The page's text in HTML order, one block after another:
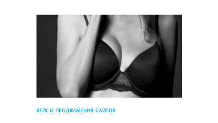
КЕЙСЫ ПРОДВИЖЕНИЯ САЙТОВ